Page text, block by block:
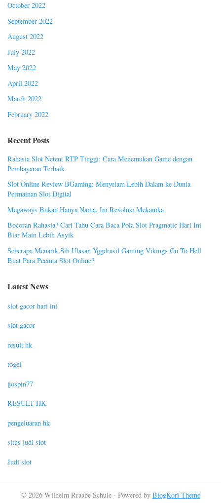
October 2022
September 2022
August 2022
July 2022
May 2022
April 2022
March 2022
February 2022
Recent Posts
Rahasia Slot Netent RTP Tinggi: Cara Menemukan Game dengan
Pembayaran Terbaik
Slot Online Review BGaming: Menyelam Lebih Dalam ke Dunia
Permainan Slot Digital
Megaways Bukan Hanya Nama, Ini Revolusi Mekanika
Bocoran Rahasia? Cari Tahu Cara Baca Pola Slot Pragmatic Hari Ini
Biar Main Lebih Asyik
Seberapa Menarik Sih Ulasan Yggdrasil Gaming Vikings Go To Hell
Buat Para Pecinta Slot Online?
Latest News
slot gacor hari ini
slot gacor
result hk
togel
ijospin77
RESULT HK
pengeluaran hk
situs judi slot
Judi slot
© 2026 Wilhelm Rraabe Schule - Powered by BlogKori Theme